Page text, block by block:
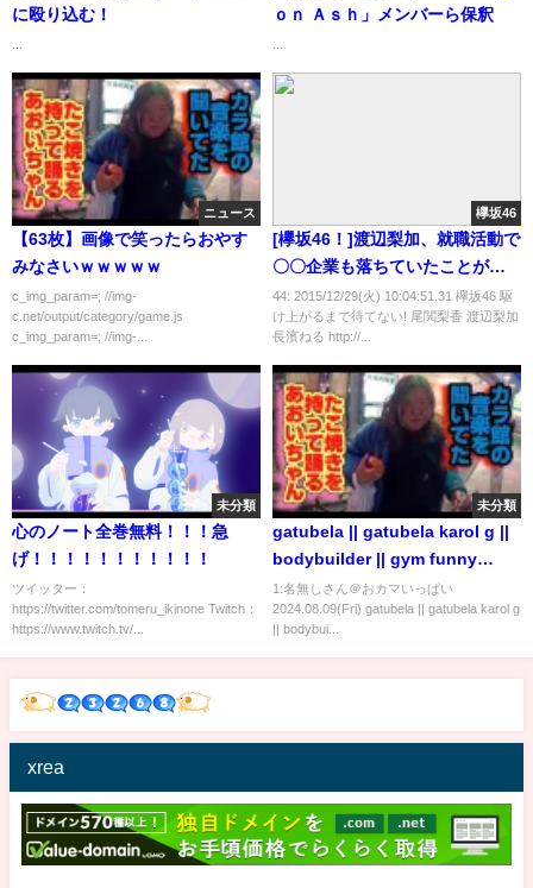
に殴り込む！
ｏｎ Ａｓｈ」メンバーら保釈
ニュース
【63枚】画像で笑ったらおやす
みなさいｗｗｗｗｗ
c_img_param=; //img-
c.net/output/category/game.js
c_img_param=; //img-...
欅坂46
[欅坂46！]渡辺梨加、就職活動で
〇〇企業も落ちていたことが発
覚wwwww
44: 2015/12/29(火) 10:04:51.31 欅坂46 駆
け上がるまで待てない! 尾関梨香 渡辺梨加
長濱ねる http://...
未分類
心のノート全巻無料！！！急
げ！！！！！！！！！！！
ツイッター：
https://twitter.com/tomeru_ikinone Twitch：
https://www.twitch.tv/...
未分類
gatubela || gatubela karol g ||
bodybuilder || gym funny
video || gay bodybuilder ||
#shorts #gay 💪💪
1:名無しさん＠おカマいっぱい
2024.08.09(Fri) gatubela || gatubela karol g
|| bodybui...
xrea